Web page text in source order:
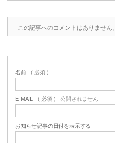
この記事へのコメントはありません。
名前 ( 必須 )
E-MAIL ( 必須 ) - 公開されません -
お知らせ記事の日付を表示する